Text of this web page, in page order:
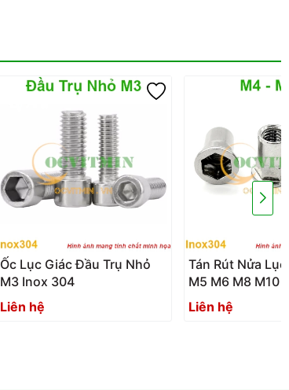
Ốc Lục Giác Đầu Trụ Nhỏ
M3 Inox 304
Liên hệ
Tán Rút Nửa
M5 M6 M8 M10
Inox304
Liên hệ